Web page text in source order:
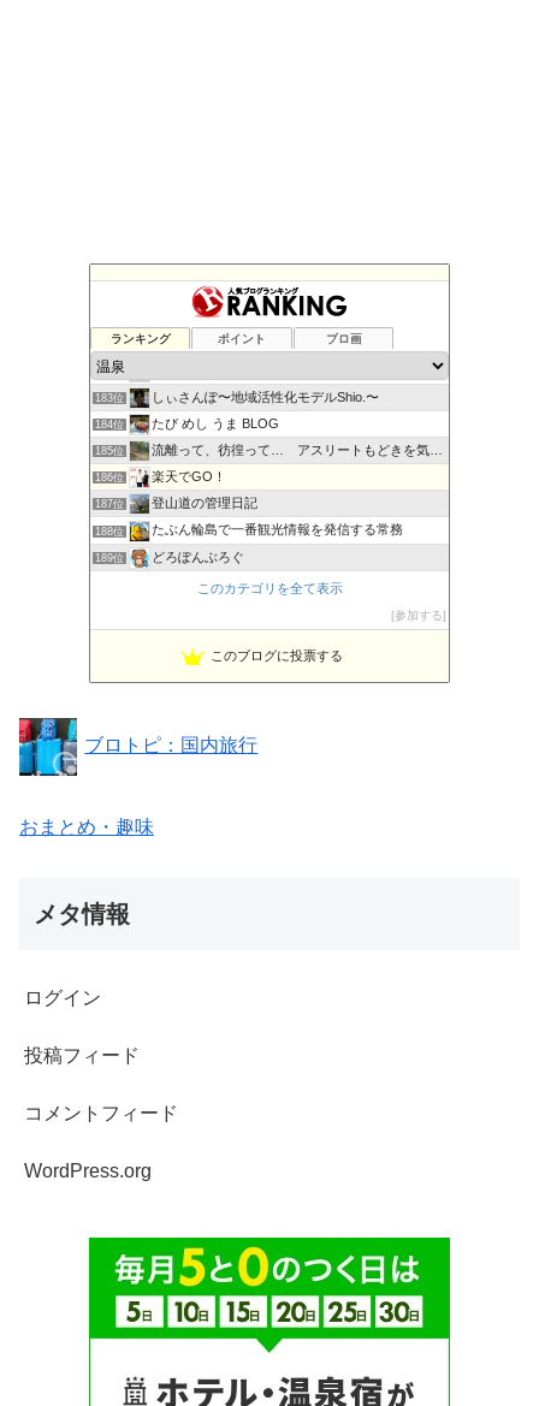
ランキング ポイント ブロ画
国内の宿泊予約サイト
キャンピングカーでお出かけ
181位 九州！旅と趣味日記
182位
183位 しぃさんぽ〜地域活性化モデルShio.〜
184位 たび めし うま BLOG
185位 流離って、彷徨って… アスリートもどきを気取る
186位 楽天でGO！
187位 登山道の管理日記
188位 たぶん輪島で一番観光情報を発信する常務
189位 どろぽんぶろぐ
hobowiseブログ
北海道知床 世界自然遺産の宿 しれとこ村ブログ
このカテゴリを全て表示
参加する
このブログに投票する
ブロトピ：国内旅行
おまとめ・趣味
メタ情報
ログイン
投稿フィード
コメントフィード
WordPress.org